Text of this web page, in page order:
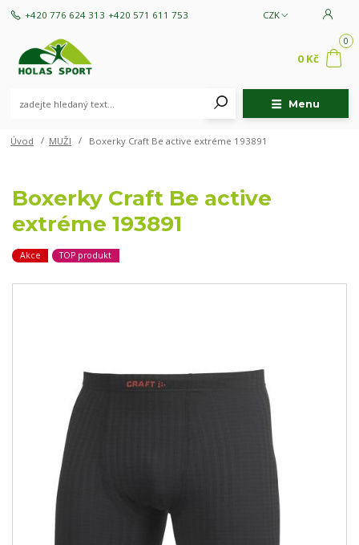
Menu
CZK
+420 776 624 313 +420 571 611 753
0
0 Kč
Úvod MUŽI Boxerky Craft Be active extréme 193891
Boxerky Craft Be active
extréme 193891
Akce TOP produkt